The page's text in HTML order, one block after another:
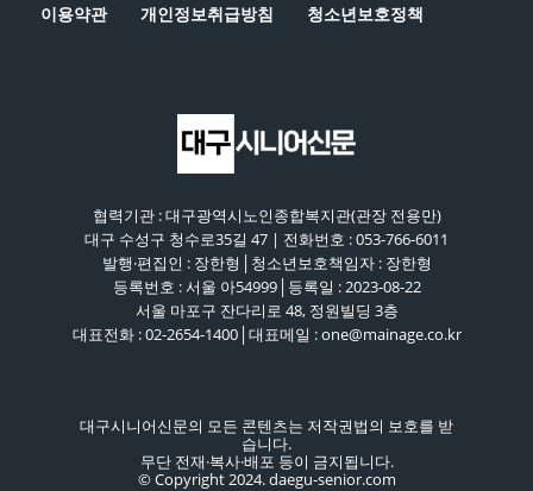
이용약관 개인정보취급방침 청소년보호정책
협력기관 : 대구광역시노인종합복지관(관장 전용만)
대구 수성구 청수로35길 47 | 전화번호 : 053-766-6011
발행·편집인 : 장한형│청소년보호책임자 : 장한형
등록번호 : 서울 아54999│등록일 : 2023-08-22
서울 마포구 잔다리로 48, 정원빌딩 3층
대표전화 : 02-2654-1400│대표메일 : one@mainage.co.kr
대구시니어신문의 모든 콘텐츠는 저작권법의 보호를 받
습니다.
무단 전재·복사·배포 등이 금지됩니다.
© Copyright 2024. daegu-senior.com